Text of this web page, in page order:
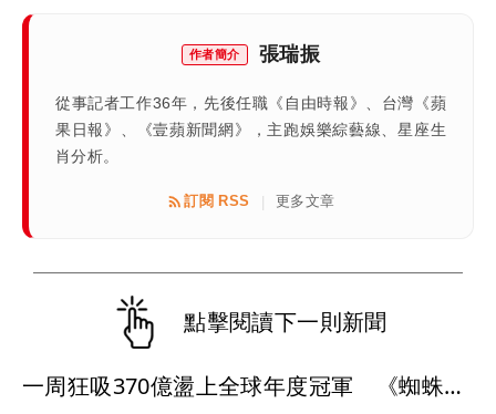
作者簡介 張瑞振
從事記者工作36年，先後任職《自由時報》、台灣《蘋
果日報》、《壹蘋新聞網》，主跑娛樂綜藝線、星座生
肖分析。
訂閱 RSS 更多文章
點擊閱讀下一則新聞
一周狂吸370億盪上全球年度冠軍 《蜘蛛人：重生日》如何打敗超級英雄疲乏？